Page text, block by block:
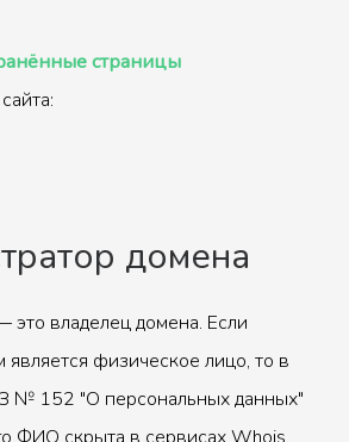
страницы
домена
владелец домена. Если
является физическое лицо, то в
№ 152 "О персональных данных"